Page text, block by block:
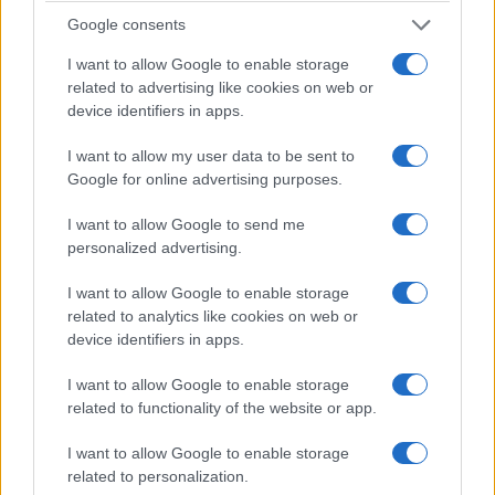
Google consents
I want to allow Google to enable storage
related to advertising like cookies on web or
device identifiers in apps.
I want to allow my user data to be sent to
Google for online advertising purposes.
I want to allow Google to send me
personalized advertising.
I want to allow Google to enable storage
related to analytics like cookies on web or
device identifiers in apps.
I want to allow Google to enable storage
related to functionality of the website or app.
I want to allow Google to enable storage
related to personalization.
Tutto questo a poche settimane dalla scadenza
delle indagini fissata per il prossimo 28
settembre. Ebbene, malgrado stiamo vivendo una
delle estati più torride di sempre, il dibattito che si
continua a dispiegare sulle tv e sui social sta
diventando sempre più incandescente, soprattutto
da parte dei cosiddetti negazionisti, ovvero coloro
i quali, per le più disparate motivazioni personali,
si ostinano ad arrampicarsi sugli specchi per
convincere chi li ascolta che non solo la sentenza
che ha condannatoAlberto Stasi
sarebbe stata condotta al massimo delle
possibilità tecnico-scientifiche dell’epoca.